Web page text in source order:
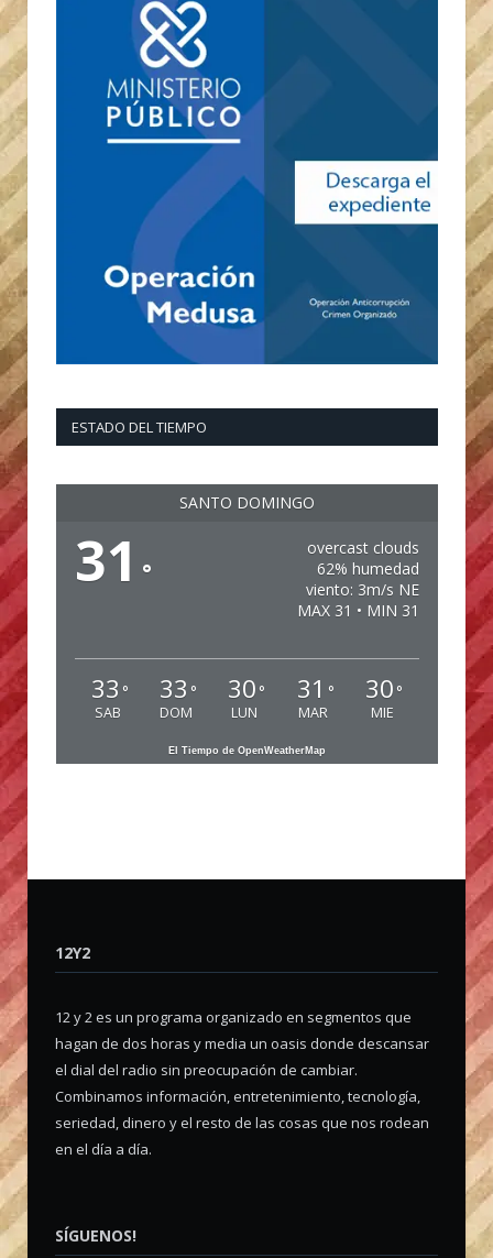
ESTADO DEL TIEMPO
SANTO DOMINGO
31 °
overcast clouds
62% humedad
viento: 3m/s NE
MAX 31 • MIN 31
33 °
SAB
33 °
DOM
30 °
LUN
31 °
MAR
30 °
MIE
El Tiempo de OpenWeatherMap
12Y2
12 y 2 es un programa organizado en segmentos que
hagan de dos horas y media un oasis donde descansar
el dial del radio sin preocupación de cambiar.
Combinamos información, entretenimiento, tecnología,
seriedad, dinero y el resto de las cosas que nos rodean
en el día a día.
SÍGUENOS!